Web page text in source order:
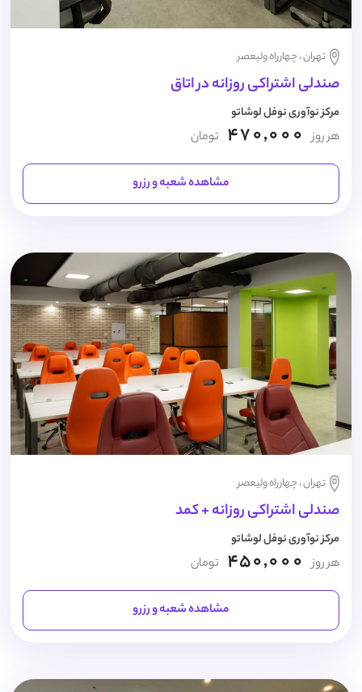
تهران ، چهارراه ولیعصر
صندلی اشتراکی روزانه در اتاق
مرکز نوآوری نوفل لوشاتو
هر روز 470,000 تومان
مشاهده شعبه و رزرو
تهران ، چهارراه ولیعصر
صندلی اشتراکی روزانه + کمد
مرکز نوآوری نوفل لوشاتو
هر روز 450,000 تومان
مشاهده شعبه و رزرو